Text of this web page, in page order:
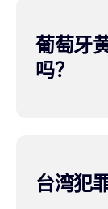
葡萄牙
吗？
台湾犯